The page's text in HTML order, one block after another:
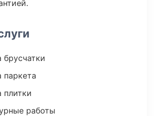
брусчатки
паркета
плитки
работы